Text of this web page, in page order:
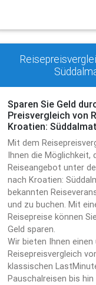
Sparen Sie Geld
Preisvergleich von
Kroatien:
Mit dem
Ihnen die Möglichkeit,
Reiseangebot unter
nach Kroatien:
bekannten
und zu buchen. Mit
Reisepreise können
Geld sparen.
Wir bieten Ihnen
Reisepreisvergleich
klassischen
Pauschalreisen bis hin